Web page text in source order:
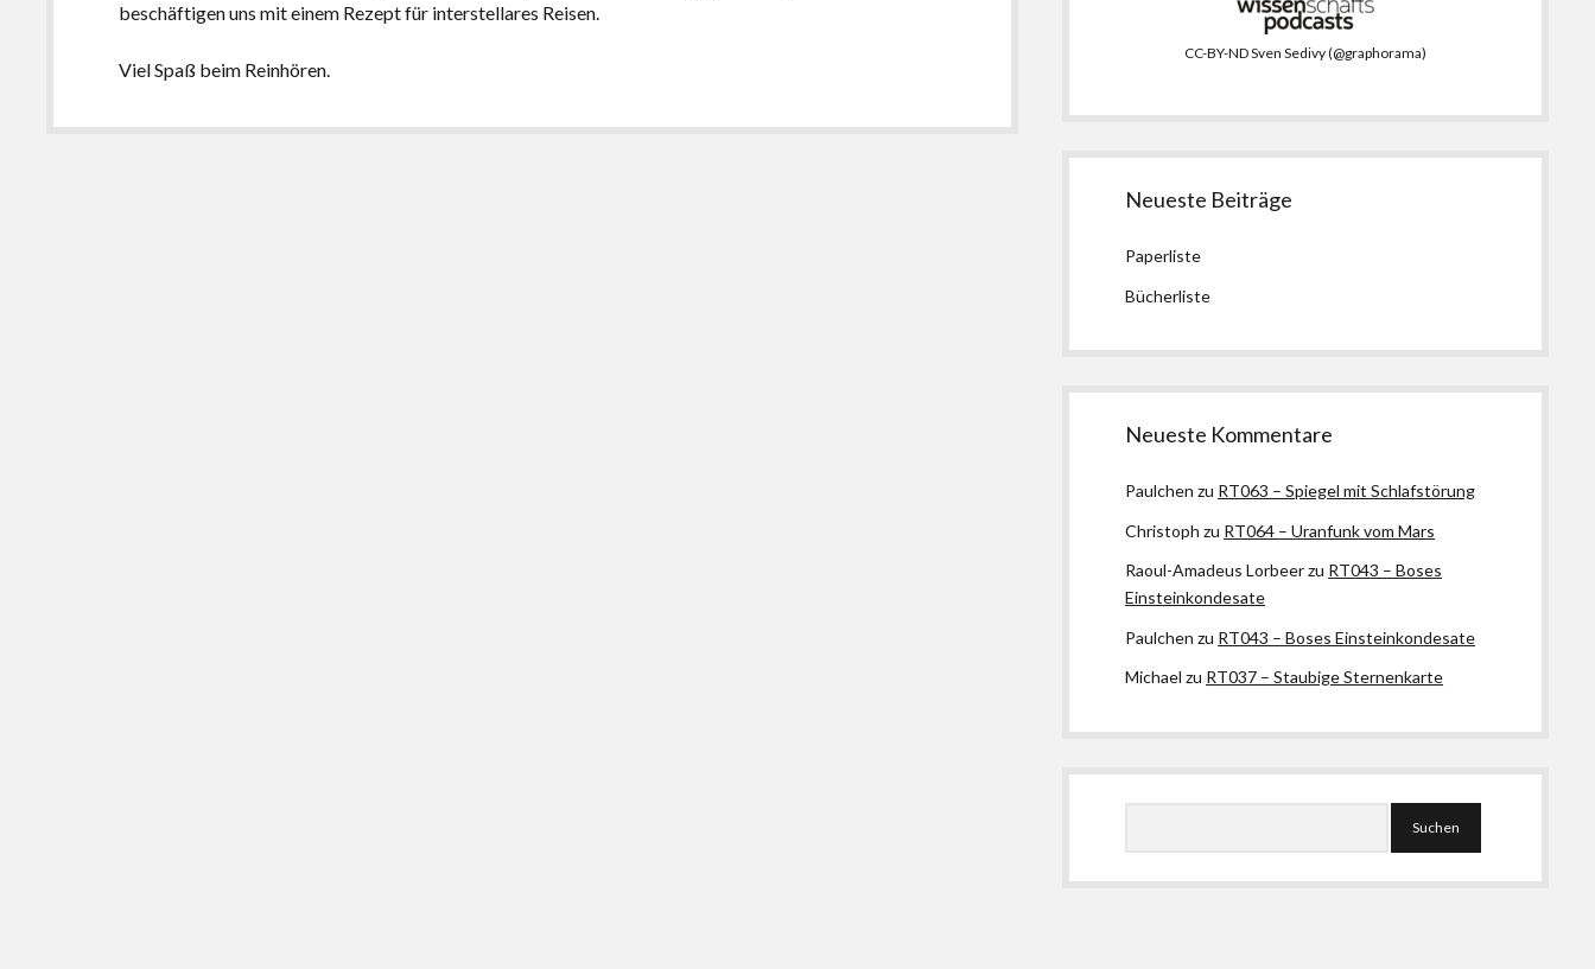
beschäftigen uns mit einem Rezept für interstellares Reisen.
Viel Spaß beim Reinhören.
CC-BY-ND Sven Sedivy (@graphorama)
Neueste Beiträge
Paperliste
Bücherliste
Neueste Kommentare
Paulchen zu RT063 – Spiegel mit Schlafstörung
Christoph zu RT064 – Uranfunk vom Mars
Raoul-Amadeus Lorbeerzu RT043 – Boses
Einsteinkondesate
Paulchen zu RT043 – Boses Einsteinkondesate
Michael zu RT037 – Staubige Sternenkarte